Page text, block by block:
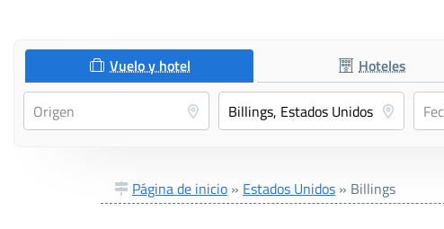
Vuelo y hotel Hoteles
Página de inicio » Estados Unidos » Billings